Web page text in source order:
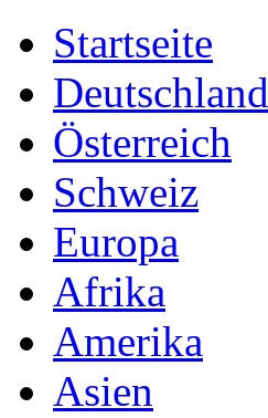
Startseite
Deutschland
Österreich
Schweiz
Europa
Afrika
Amerika
Asien